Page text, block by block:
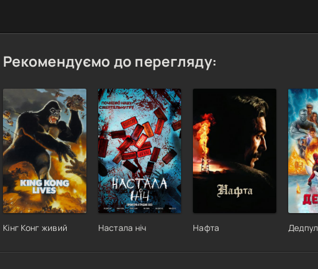
Рекомендуємо до перегляду:
Кінг Конг живий Настала ніч Нафта